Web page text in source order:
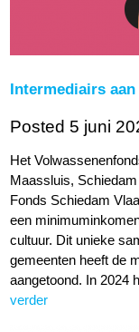
Intermediairs
Posted 5 juni
Het
Maassluis,
Fonds Schiedam
een
cultuur. Dit unieke
gemeenten heeft de
aangetoond. In 2024
verder